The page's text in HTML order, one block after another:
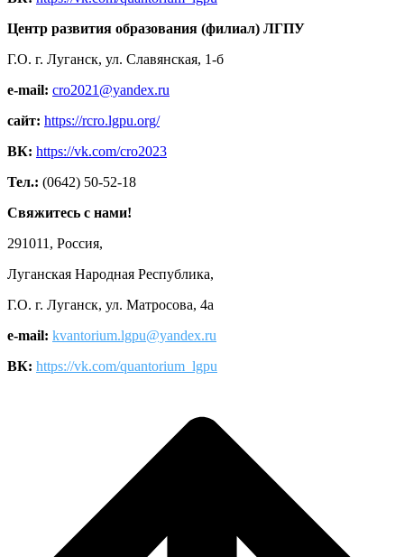
Центр развития образования (филиал) ЛГПУ
Г.О. г. Луганск, ул. Славянская, 1-б
e-mail: cro2021@yandex.ru
сайт: https://rcro.lgpu.org/
ВК: https://vk.com/cro2023
Тел.: (0642) 50-52-18
Свяжитесь с нами!
291011, Россия,
Луганская Народная Республика,
Г.О. г. Луганск, ул. Матросова, 4а
e-mail: kvantorium.lgpu@yandex.ru
ВК: https://vk.com/quantorium_lgpu